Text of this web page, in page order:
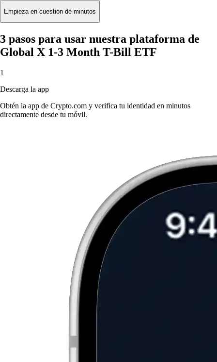
Empieza en cuestión de minutos
3 pasos para usar nuestra plataforma de
Global X 1-3 Month T-Bill ETF
1
Descarga la app
Obtén la app de Crypto.com y verifica tu identidad en minutos
directamente desde tu móvil.